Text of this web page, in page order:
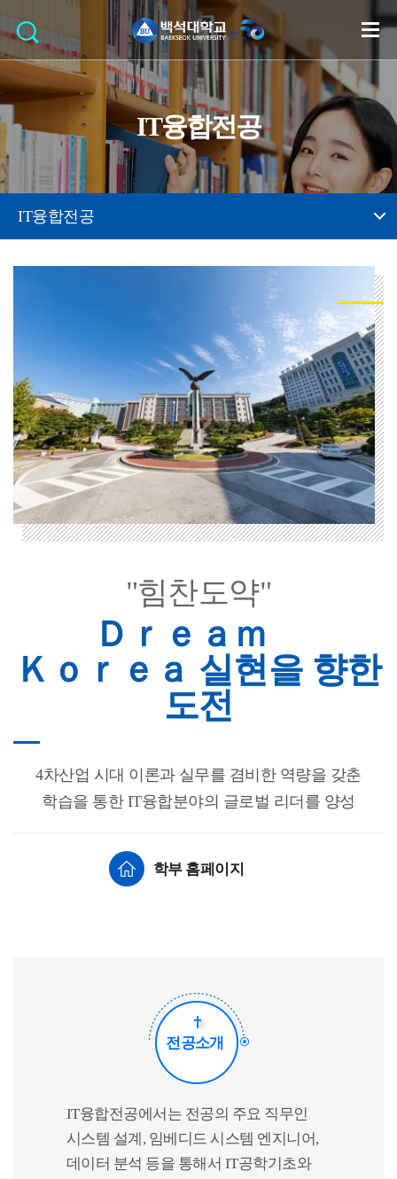
IT융합전공
IT융합전공
"힘찬도약"
Ｄｒｅａｍ
Ｋｏｒｅａ 실현을 향한
도전
4차산업 시대 이론과 실무를 겸비한 역량을 갖춘
학습을 통한 IT융합분야의 글로벌 리더를 양성
학부 홈페이지
전공소개
IT융합전공에서는 전공의 주요 직무인
시스템 설계, 임베디드 시스템 엔지니어,
데이터 분석 등을 통해서 IT공학기초와